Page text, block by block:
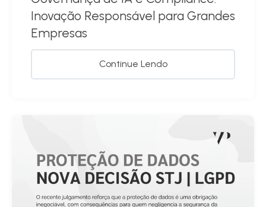
Inovação Responsável para Grandes
Empresas
Continue Lendo